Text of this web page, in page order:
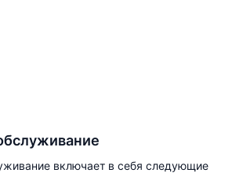
включает в себя следующие